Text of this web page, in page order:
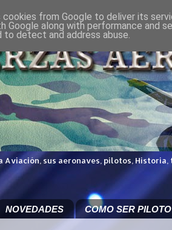
Aviación, sus aeronaves, pilotos,
NOVEDADES COMO SER PILOTO
cookies from Google to deliver its
Google along with performance and
to detect and address abuse.